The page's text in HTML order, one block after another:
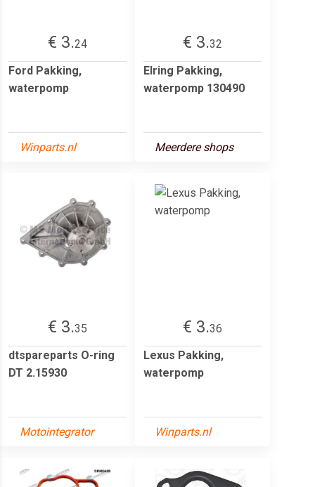
€ 3.24
Ford Pakking,
waterpomp
Winparts.nl
€ 3.32
Elring Pakking,
waterpomp 130490
Meerdere shops
€ 3.35
dtspareparts O-ring
DT 2.15930
Motointegrator
€ 3.36
Lexus Pakking,
waterpomp
Winparts.nl